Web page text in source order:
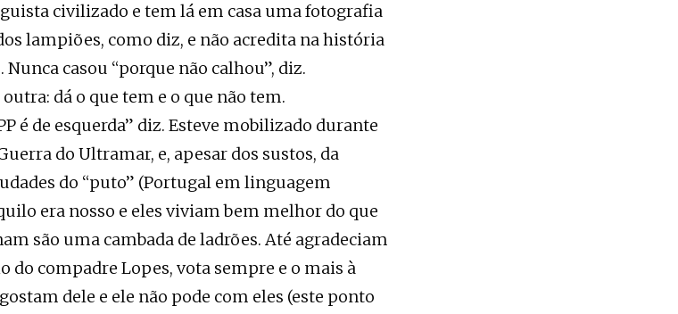
civilizado e tem lá em casa uma fotografia
lampiões, como diz, e não acredita na história
casou “porque não calhou”, diz.
dá o que tem e o que não tem.
é de esquerda” diz. Esteve mobilizado durante
do Ultramar, e, apesar dos sustos, da
do “puto” (Portugal em linguagem
era nosso e eles viviam bem melhor do que
são uma cambada de ladrões. Até agradeciam
do compadre Lopes, vota sempre e o mais à
dele e ele não pode com eles (este ponto